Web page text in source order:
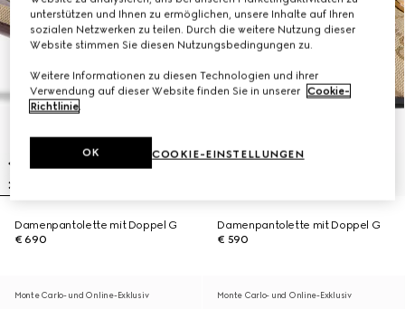
Damenpantolette mit Doppel G
€ 690
Damenpantolette mit Doppel G
€ 590
Monte Carlo- und Online-Exklusiv Monte Carlo- und Online-Exklusiv
unterstützen und Ihnen zu ermöglichen, unsere Inhalte auf Ihren
sozialen Netzwerken zu teilen. Durch die weitere Nutzung dieser
Website stimmen Sie diesen Nutzungsbedingungen zu.
Weitere Informationen zu diesen Technologien und ihrer
Verwendung auf dieser Website finden Sie in unserer Cookie-
Richtlinie.
COOKIE-EINSTELLUNGEN
OK